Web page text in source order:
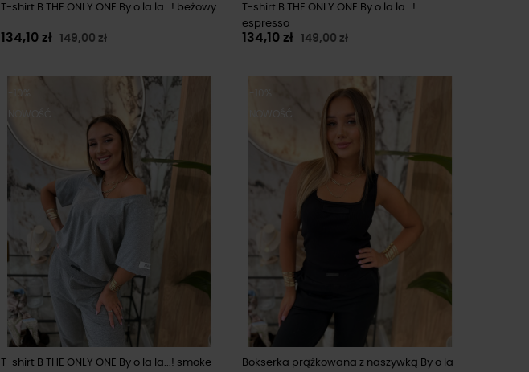
T-shirt B THE ONLY ONE By o la la...! beżowy
134,10 zł 149,00 zł
T-shirt B THE ONLY ONE By o la la...!
espresso
134,10 zł 149,00 zł
T-shirt B THE ONLY ONE By o la la...! smoke
-10%
Bokserka prążkowana z naszywką By o la